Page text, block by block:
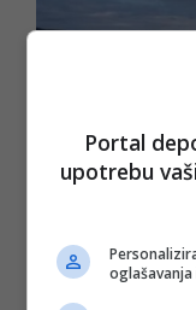
Portal
upotrebu
oglašavanja